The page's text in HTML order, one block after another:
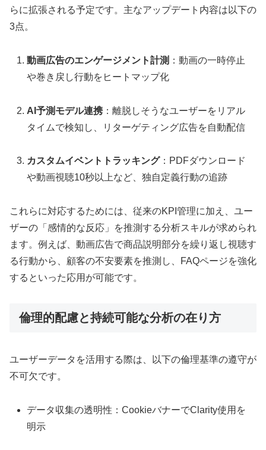
らに拡張される予定です。主なアップデート内容は以下の
3点。
動画広告のエンゲージメント計測 ：動画の一時停止
や巻き戻し行動をヒートマップ化
AI予測モデル連携 ：離脱しそうなユーザーをリアル
タイムで検知し、リターゲティング広告を自動配信
カスタムイベントトラッキング：PDFダウンロード
や動画視聴10秒以上など、独自定義行動の追跡
これらに対応するためには、従来のKPI管理に加え、ユー
ザーの「感情的な反応」を推測する分析スキルが求められ
ます。例えば、動画広告で商品説明部分を繰り返し視聴す
る行動から、顧客の不安要素を推測し、FAQページを強化
するといった応用が可能です。
倫理的配慮と持続可能な分析の在り方
ユーザーデータを活用する際は、以下の倫理基準の遵守が
不可欠です。
データ収集の透明性：CookieバナーでClarity使用を
明示